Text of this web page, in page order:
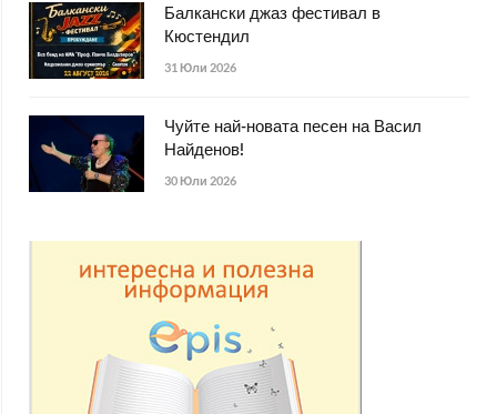
Балкански джаз фестивал в
Кюстендил
31 Юли 2026
Чуйте най-новата песен на Васил
Найденов!
30 Юли 2026